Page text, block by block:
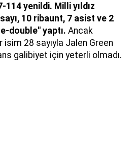
114 yenildi. Milli yıldız
10 ribaunt, 7 asist ve 2
double" yaptı. Ancak
28 sayıyla Jalen Green
galibiyet için yeterli olmadı.